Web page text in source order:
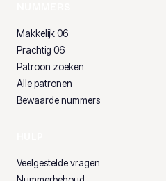
Makkelijk 06
Prachtig 06
Patroon zoeken
Alle patronen
Bewaarde nummers
Veelgestelde vragen